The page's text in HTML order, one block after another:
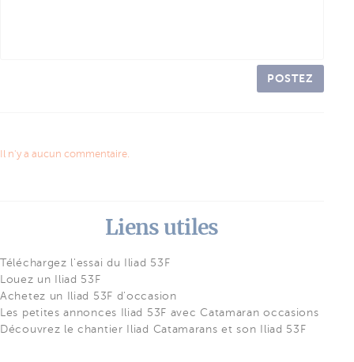
POSTEZ
Il n'y a aucun commentaire.
Liens utiles
Téléchargez l'essai du Iliad 53F
Louez un Iliad 53F
Achetez un Iliad 53F d'occasion
Les petites annonces Iliad 53F avec Catamaran occasions
Découvrez le chantier Iliad Catamarans et son Iliad 53F